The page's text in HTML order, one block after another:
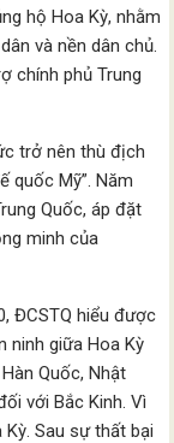
hộ Hoa Kỳ, nhằm
và nền dân chủ.
chính phủ Trung
trở nên thù địch
quốc Mỹ”. Năm
Quốc, áp đặt
minh của
ĐCSTQ hiểu được
ninh giữa Hoa Kỳ
Quốc, Nhật
với Bắc Kinh. Vì
Sau sự thất bại